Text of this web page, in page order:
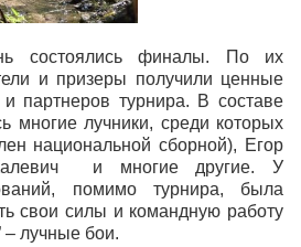
состоялись финалы. По их
и призеры получили ценные
партнеров турнира. В составе
многие лучники, среди которых
национальной сборной), Егор
и многие другие. У
помимо турнира, была
свои силы и командную работу
– лучные бои.